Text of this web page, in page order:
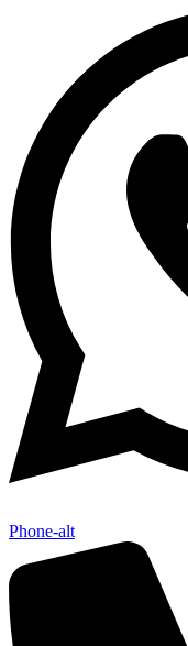
Phone-alt